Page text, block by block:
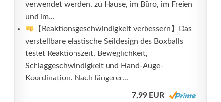
verwendet werden, zu Hause, im Büro, im Freien
und im...
【Reaktionsgeschwindigkeit verbessern】Das
verstellbare elastische Seildesign des Boxballs
testet Reaktionszeit, Beweglichkeit,
Schlaggeschwindigkeit und Hand-Auge-
Koordination. Nach längerer...
7,99 EUR